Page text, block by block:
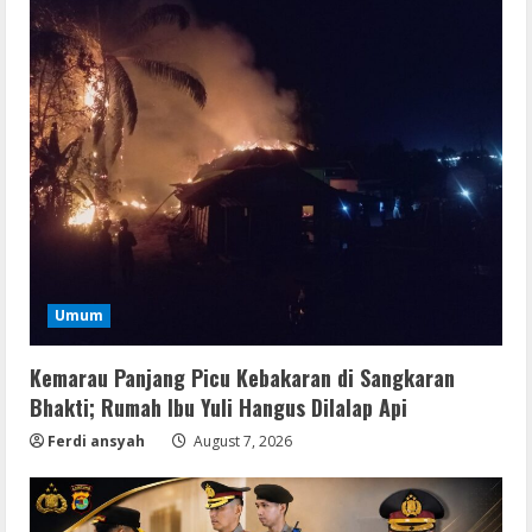
Umum
Kemarau Panjang Picu Kebakaran di Sangkaran
Bhakti; Rumah Ibu Yuli Hangus Dilalap Api
Ferdi ansyah August 7, 2026